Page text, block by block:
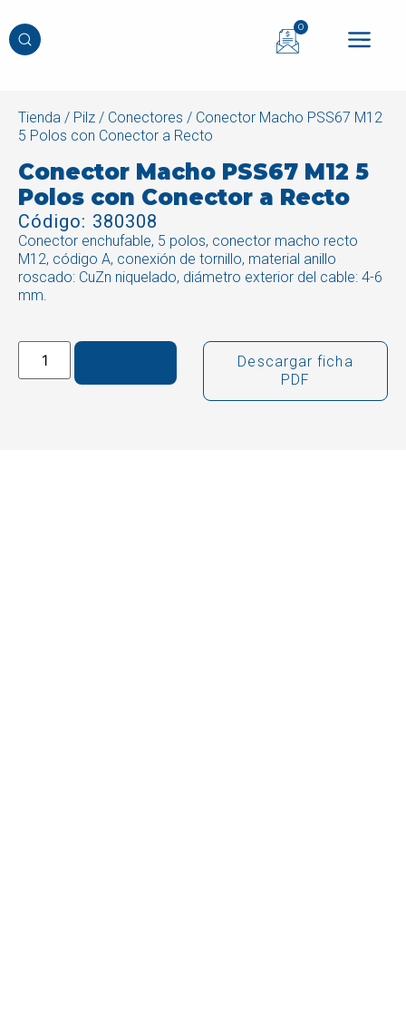
0
Tienda / Pilz / Conectores / Conector Macho PSS67 M12
5 Polos con Conector a Recto
Conector Macho PSS67 M12 5
Polos con Conector a Recto
Código: 380308
Conector enchufable, 5 polos, conector macho recto
M12, código A, conexión de tornillo, material anillo
roscado: CuZn niquelado, diámetro exterior del cable: 4-6
mm.
Descargar ficha
PDF